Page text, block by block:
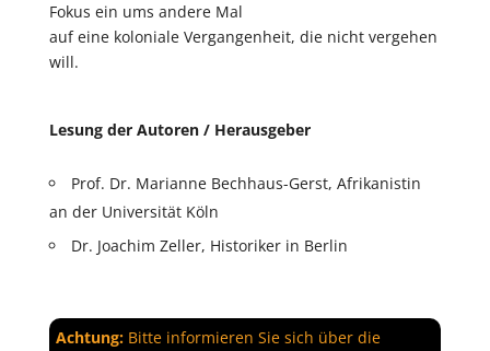
Fokus ein ums andere Mal
auf eine koloniale Vergangenheit, die nicht vergehen
will.
Lesung der Autoren / Herausgeber
Prof. Dr. Marianne Bechhaus-Gerst, Afrikanistin
an der Universität Köln
Dr. Joachim Zeller, Historiker in Berlin
Achtung:Bitte informieren Sie sich über die